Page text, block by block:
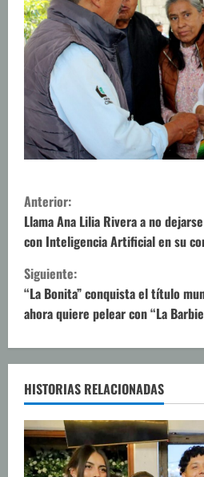
S
i
g
u
e
l
e
y
e
Anterior:
Llama Ana Lilia Rivera a no
con Inteligencia Artificial en su
Siguiente:
“La Bonita” conquista el título
ahora quiere pelear con “La
HISTORIAS RELACIONADAS